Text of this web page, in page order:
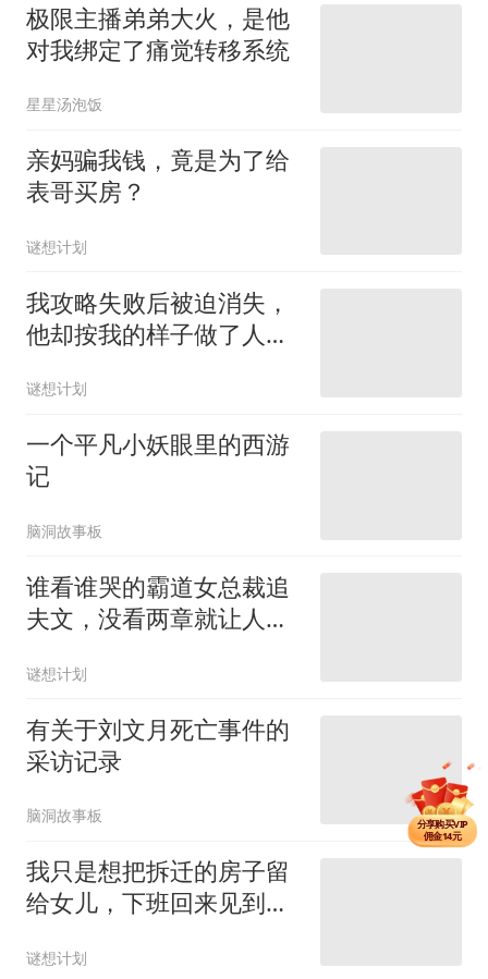
极限主播弟弟大火，是他
对我绑定了痛觉转移系统
星星汤泡饭
亲妈骗我钱，竟是为了给
表哥买房？
谜想计划
我攻略失败后被迫消失，
他却按我的样子做了人
谜想计划
一个平凡小妖眼里的西游
记
脑洞故事板
谁看谁哭的霸道女总裁追
夫文，没看两章就让人破
谜想计划
有关于刘文月死亡事件的
采访记录
脑洞故事板
我只是想把拆迁的房子留
给女儿，下班回来见到的
谜想计划
分享单篇
佣金2.5元
分享购买VIP
佣金14元